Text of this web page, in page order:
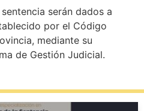
serán dados a
por el Código
mediante su
de Gestión Judicial.